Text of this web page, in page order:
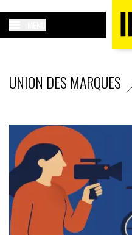
UNION DES MARQUES